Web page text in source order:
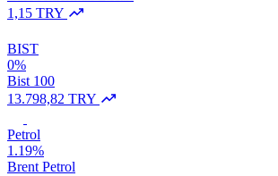
1,15 TRY
BIST
0%
Bist 100
13.798,82 TRY
Petrol
1.19%
Brent Petrol